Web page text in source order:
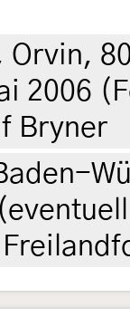
Orvin,
2006
Bryner